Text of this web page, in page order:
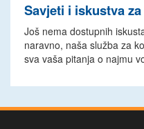
Savjeti i iskustva
Još nema dostupnih
naravno, naša služba za
sva vaša pitanja o najmu